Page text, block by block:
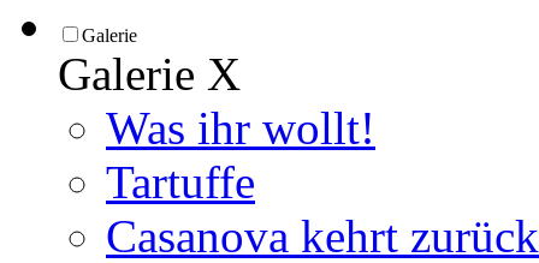
Galerie
Galerie X
Was ihr wollt!
Tartuffe
Casanova kehrt zurück